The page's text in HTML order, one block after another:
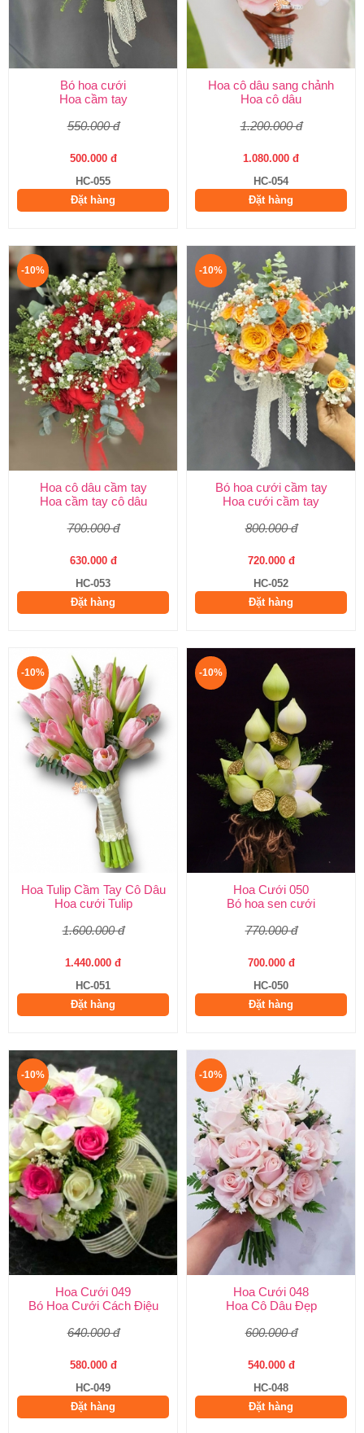
Bó hoa cưới
Hoa cầm tay
550.000 đ
500.000 đ
HC-055
Đặt hàng
Hoa cô dâu sang chảnh
Hoa cô dâu
1.200.000 đ
1.080.000 đ
HC-054
Đặt hàng
-10%
Hoa cô dâu cầm tay
Hoa cầm tay cô dâu
700.000 đ
630.000 đ
HC-053
Đặt hàng
-10%
Bó hoa cưới cầm tay
Hoa cưới cầm tay
800.000 đ
720.000 đ
HC-052
Đặt hàng
-10%
Hoa Tulip Cầm Tay Cô Dâu
Hoa cưới Tulip
1.600.000 đ
1.440.000 đ
HC-051
Đặt hàng
-10%
Hoa Cưới 050
Bó hoa sen cưới
770.000 đ
700.000 đ
HC-050
Đặt hàng
-10%
Hoa Cưới 049
Bó Hoa Cưới Cách Điệu
640.000 đ
580.000 đ
HC-049
Đặt hàng
-10%
Hoa Cưới 048
Hoa Cô Dâu Đẹp
600.000 đ
540.000 đ
HC-048
Đặt hàng